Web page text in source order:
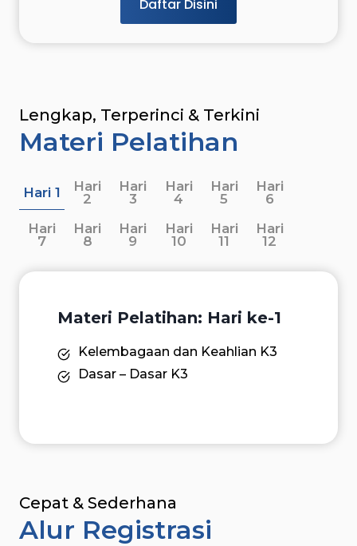
Daftar Disini
Lengkap, Terperinci & Terkini
Materi Pelatihan
Hari 1
Hari
2
Hari
3
Hari
4
Hari
5
Hari
6
Hari
7
Hari
8
Hari
9
Hari
10
Hari
11
Hari
12
Materi Pelatihan: Hari ke-1
Kelembagaan dan Keahlian K3
Dasar – Dasar K3
Cepat & Sederhana
Alur Registrasi